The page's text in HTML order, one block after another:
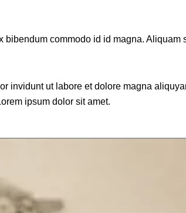
commodo id id magna.
invidunt ut labore et dolore magna
ipsum dolor sit amet.